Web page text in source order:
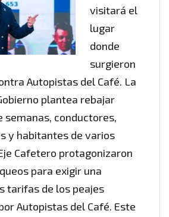
visitará el
lugar
donde
surgieron
Autopistas del Café. La
plantea rebajar
conductores,
y habitantes de varios
Cafetero protagonizaron
para exigir una
tarifas de los peajes
Autopistas del Café. Este